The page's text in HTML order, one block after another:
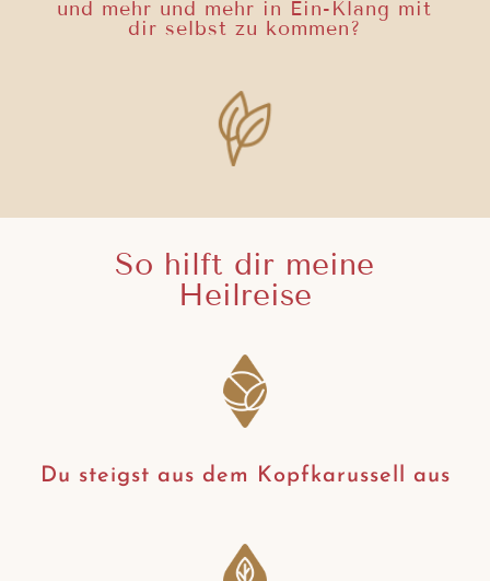
und mehr und mehr in Ein-Klang mit
dir selbst zu kommen?
So hilft dir meine
Heilreise
Du steigst aus dem Kopfkarussell aus